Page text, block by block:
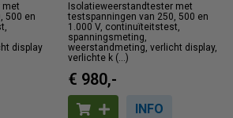
met
500 en
display
Isolatieweerstandtester met
testspanningen van 250, 500 en
1.000 V, continuïteitstest,
spanningsmeting,
weerstandmeting, verlicht display,
verlichte k (...)
€ 980,-
INFO